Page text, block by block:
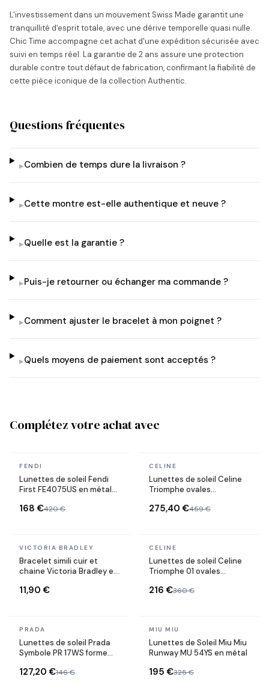
L'investissement dans un mouvement Swiss Made garantit une
tranquillité d'esprit totale, avec une dérive temporelle quasi nulle.
Chic Time accompagne cet achat d'une expédition sécurisée avec
suivi en temps réel. La garantie de 2 ans assure une protection
durable contre tout défaut de fabrication, confirmant la fiabilité de
cette pièce iconique de la collection Authentic.
Questions fréquentes
▸Combien de temps dure la livraison ?
▸Cette montre est-elle authentique et neuve ?
▸Quelle est la garantie ?
▸Puis-je retourner ou échanger ma commande ?
▸Comment ajuster le bracelet à mon poignet ?
▸Quels moyens de paiement sont acceptés ?
Complétez votre achat avec
En stock
FENDI
Lunettes de soleil Fendi
First FE4075US en métal
168 €420 €
En stock
CELINE
Lunettes de soleil Celine
Triomphe ovales
275,40 €459 €
En stock
VICTORIA BRADLEY
Bracelet simili cuir et
chaine Victoria Bradley en
11,90 €
En stock
CELINE
Lunettes de soleil Celine
Triomphe 01 ovales
216 €360 €
En stock
PRADA
Lunettes de soleil Prada
Symbole PR 17WS forme
127,20 €146 €
En stock
MIU MIU
Lunettes de Soleil Miu Miu
Runway MU 54YS en métal
195 €325 €